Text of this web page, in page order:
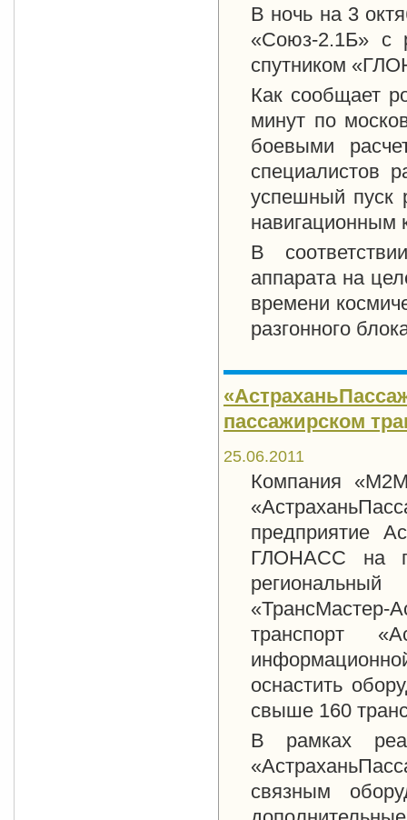
В ночь на 3
«Союз-2.1Б» с
спутником
Как сообщает
минут по
боевыми
специалистов
успешный пуск
навигационным
В
аппарата на
времени
разгонного
пассажирском
25.06.2011
Компания
предприятие
ГЛОНАСС на
транспорт
оснастить
свыше 160
В рамках
связным